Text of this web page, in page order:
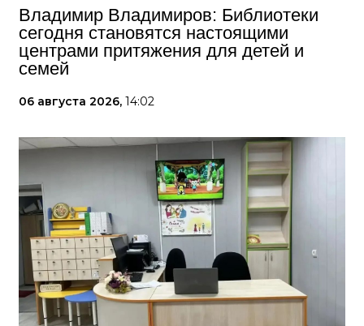
Владимир Владимиров: Библиотеки
сегодня становятся настоящими
центрами притяжения для детей и
семей
06 августа 2026, 14:02